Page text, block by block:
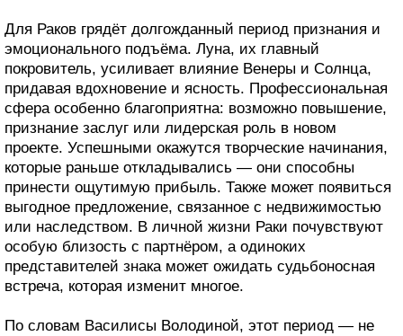
Для Раков грядёт долгожданный период признания и
эмоционального подъёма. Луна, их главный
покровитель, усиливает влияние Венеры и Солнца,
придавая вдохновение и ясность. Профессиональная
сфера особенно благоприятна: возможно повышение,
признание заслуг или лидерская роль в новом
проекте. Успешными окажутся творческие начинания,
которые раньше откладывались — они способны
принести ощутимую прибыль. Также может появиться
выгодное предложение, связанное с недвижимостью
или наследством. В личной жизни Раки почувствуют
особую близость с партнёром, а одиноких
представителей знака может ожидать судьбоносная
встреча, которая изменит многое.
По словам Василисы Володиной, этот период — не